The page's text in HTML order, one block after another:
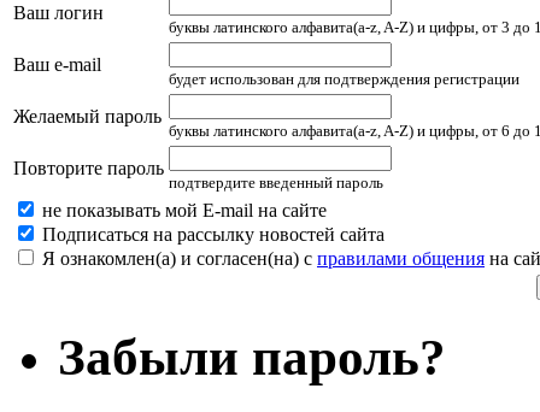
Ваш логин
буквы латинского алфавита(a-z, A-Z) и цифры, от 3 до
Ваш e-mail
будет использован для подтверждения регистрации
Желаемый пароль
буквы латинского алфавита(a-z, A-Z) и цифры, от 6 до
Повторите пароль
подтвердите введенный пароль
не показывать мой E-mail на сайте
Подписаться на рассылку новостей сайта
Я ознакомлен(а) и согласен(на) с правилами общения на
Забыли пароль?